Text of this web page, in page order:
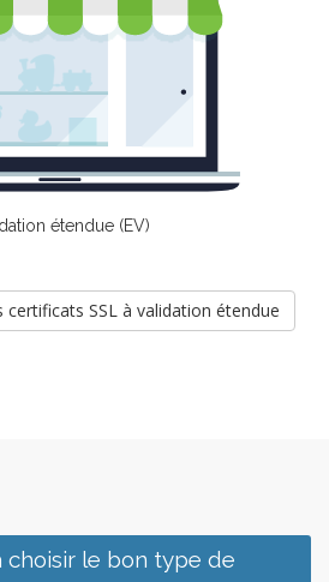
étendue (EV)
certificats SSL à validation étendue
choisir le bon type de